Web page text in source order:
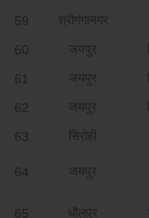
59 श्रीगंगानगर
60 जयपुर
61 जयपुर
62 जयपुर
63 सिरोही
64 जयपुर
65 धौलपुर